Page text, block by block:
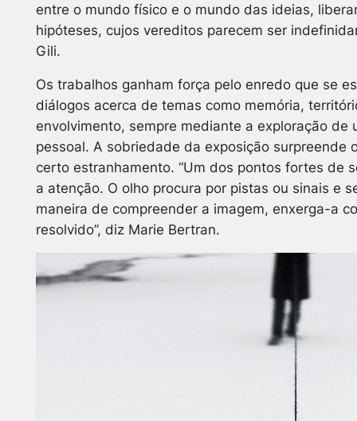
entre o mundo físico e o mundo das ideias,
hipóteses, cujos vereditos parecem ser
Gili.
Os trabalhos ganham força pelo enredo que se
diálogos acerca de temas como memória,
envolvimento, sempre mediante a exploração de
pessoal. A sobriedade da exposição surpreende
certo estranhamento. “Um dos pontos fortes de
a atenção. O olho procura por pistas ou sinais e
maneira de compreender a imagem, enxerga-a
resolvido”, diz Marie Bertran.